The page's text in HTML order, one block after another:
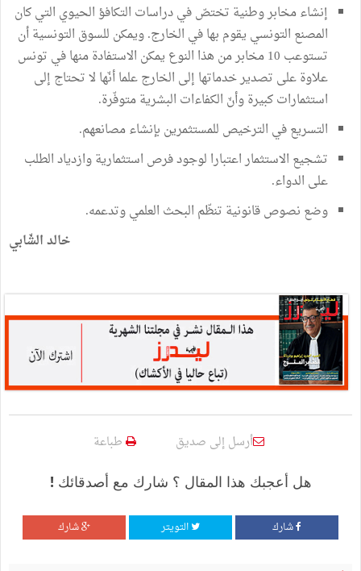
إنشاء مخابر وطنية تختصّ في دراسات التكافؤ الحيوي التي كان
المصنع التونسي يقوم بها في الخارج. ويمكن للسوق التونسية أن
تستوعب 10 مخابر من هذا النوع يمكن الاستفادة منها في تونس
علاوة على تصدير خدماتها إلى الخارج علما أنّها لا تحتاج إلى
استثمارات كبيرة وأنّ الكفاءات البشرية متوفّرة.
التسريع في الترخيص للمستثمرين بإنشاء مصانعهم.
تشجيع الاستثمار اعتبارا لوجود فرص استثمارية وازدياد الطلب
على الدواء.
وضع نصوص قانونية تنظّم البحث العلمي وتدعمه.
خالد الشّابي
أرسل إلى صديق طباعة
هل أعجبك هذا المقال ؟ شارك مع أصدقائك !
شارك التويتر شارك